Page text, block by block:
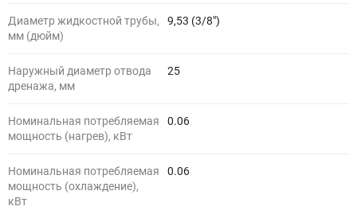
Диаметр жидкостной трубы,
мм (дюйм)
9,53 (3/8")
Наружный диаметр отвода
дренажа, мм
25
Номинальная потребляемая
мощность (нагрев), кВт
0.06
Номинальная потребляемая
мощность (охлаждение),
кВт
0.06